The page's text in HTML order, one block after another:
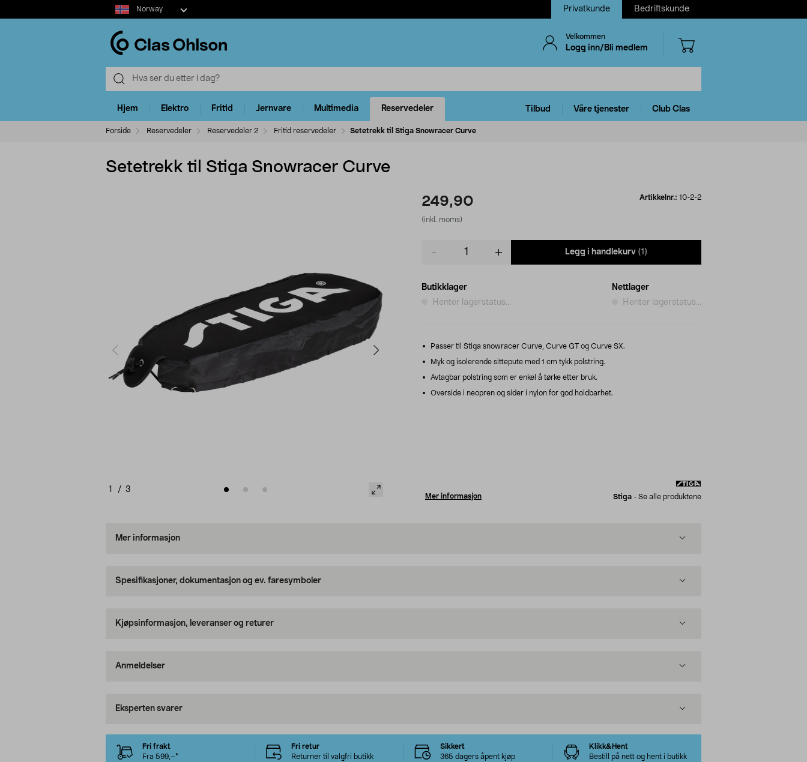
Select
market
Norway Privatkunde Bedriftskunde
Velkommen
Logg inn/Bli medlem
Hjem Elektro Fritid Jernvare Multimedia Reservedeler Tilbud Våre tjenester Club Clas
Forside Reservedeler Reservedeler 2 Fritid reservedeler Setetrekk til Stiga Snowracer Curve
Setetrekk til Stiga Snowracer Curve
1 / 3
249,90
(inkl. moms)
Artikkelnr.: 10-2-2
Legg i handlekurv (1)
Butikklager
Henter lagerstatus...
Nettlager
Henter lagerstatus...
Passer til Stiga snowracer Curve, Curve GT og Curve SX.
Myk og isolerende sittepute med 1 cm tykk polstring.
Avtagbar polstring som er enkel å tørke etter bruk.
Overside i neopren og sider i nylon for god holdbarhet.
Mer informasjon Stiga - Se alle produktene
Mer informasjon
Spesifikasjoner, dokumentasjon og ev. faresymboler
Kjøpsinformasjon, leveranser og returer
Anmeldelser
Eksperten svarer
Fri frakt
Fra 599,–*
Fri retur
Returner til valgfri butikk
Sikkert
365 dagers åpent kjøp
Klikk&Hent
Bestill på nett og hent i butikk